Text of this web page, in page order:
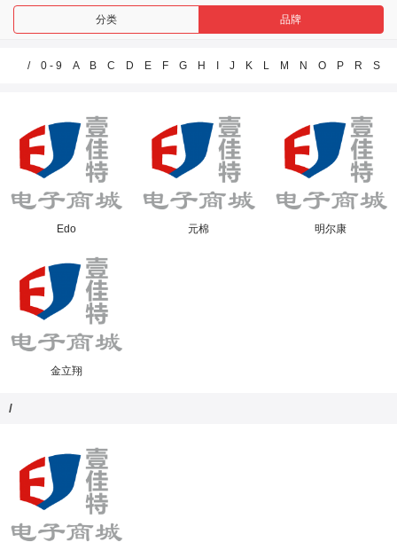
分类 品牌
/ 0 - 9 A B C D E F G H J K L M N O P R S
Edo 元棉 明尔康
金立翔
/